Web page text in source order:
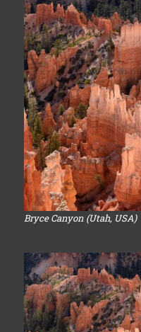
Bryce Canyon (Utah, USA)